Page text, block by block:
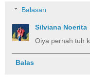
Balasan
Silviana Noerita
Oiya pernah tuh
Balas